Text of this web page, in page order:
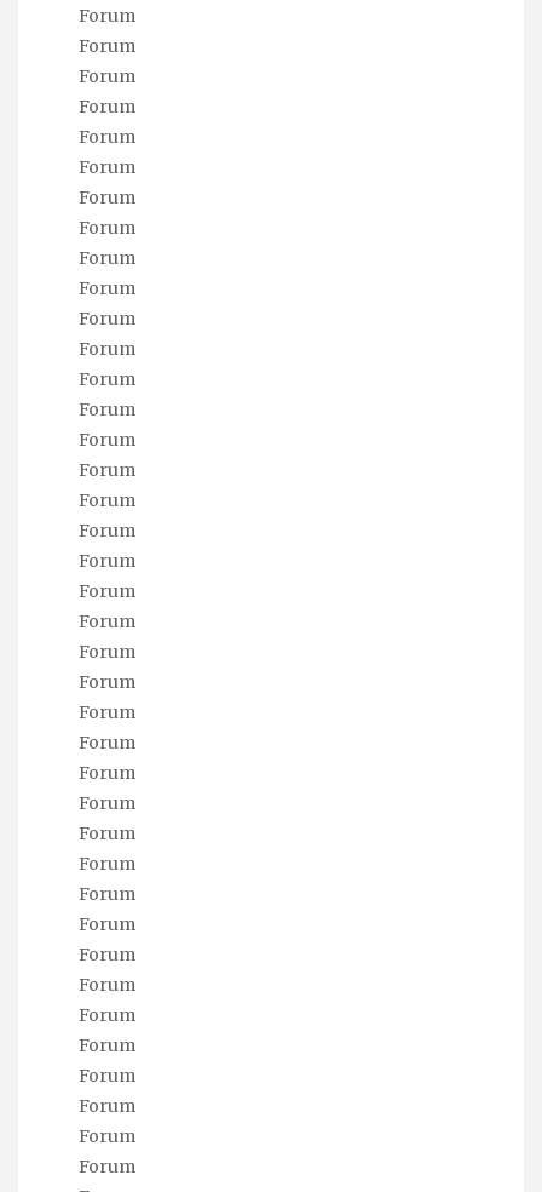
Forum
Forum
Forum
Forum
Forum
Forum
Forum
Forum
Forum
Forum
Forum
Forum
Forum
Forum
Forum
Forum
Forum
Forum
Forum
Forum
Forum
Forum
Forum
Forum
Forum
Forum
Forum
Forum
Forum
Forum
Forum
Forum
Forum
Forum
Forum
Forum
Forum
Forum
Forum